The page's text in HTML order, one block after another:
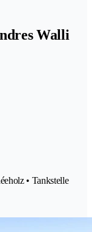
Walli
• Tankstelle